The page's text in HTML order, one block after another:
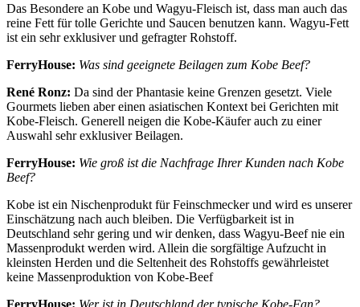
Das Besondere an Kobe und Wagyu-Fleisch ist, dass man auch das
reine Fett für tolle Gerichte und Saucen benutzen kann. Wagyu-Fett
ist ein sehr exklusiver und gefragter Rohstoff.
FerryHouse: Was sind geeignete Beilagen zum Kobe Beef?
René Ronz: Da sind der Phantasie keine Grenzen gesetzt. Viele
Gourmets lieben aber einen asiatischen Kontext bei Gerichten mit
Kobe-Fleisch. Generell neigen die Kobe-Käufer auch zu einer
Auswahl sehr exklusiver Beilagen.
FerryHouse: Wie groß ist die Nachfrage Ihrer Kunden nach Kobe
Beef?
Kobe ist ein Nischenprodukt für Feinschmecker und wird es unserer
Einschätzung nach auch bleiben. Die Verfügbarkeit ist in
Deutschland sehr gering und wir denken, dass Wagyu-Beef nie ein
Massenprodukt werden wird. Allein die sorgfältige Aufzucht in
kleinsten Herden und die Seltenheit des Rohstoffs gewährleistet
keine Massenproduktion von Kobe-Beef
FerryHouse: Wer ist in Deutschland der typische Kobe-Fan?